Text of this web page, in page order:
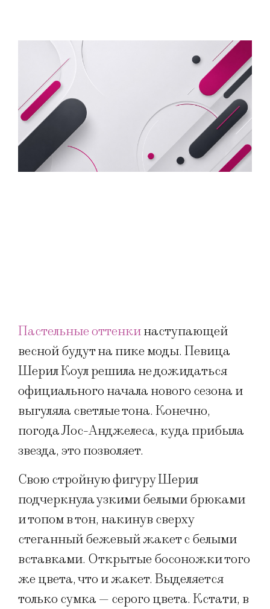
Пастельные оттенкинаступающей
весной будут на пике моды. Певица
Шерил Коул решила не дожидаться
официального начала нового сезона и
выгуляла светлые тона. Конечно,
погода Лос-Анджелеса, куда прибыла
звезда, это позволяет.
Свою стройную фигуру Шерил
подчеркнула узкими белыми брюками
и топом в тон, накинув сверху
стеганный бежевый жакет с белыми
вставками. Открытые босоножки того
же цвета, что и жакет. Выделяется
только сумка — серого цвета. Кстати, в